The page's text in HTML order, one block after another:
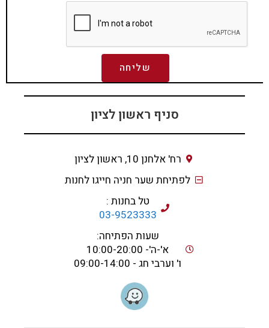
שליחה
סניף ראשון לציון
רח' אלחנן 10, ראשון לציון
לפתיחת שער חניה חייגו לחנות
טל בחנות :
03-9523333
שעות הפתיחה:
א'-ה'- 10:00-20:00
ו' וערבי חג - 09:00-14:00